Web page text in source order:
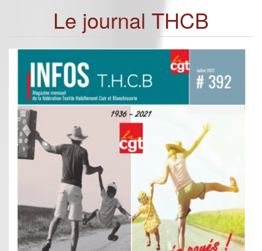
Le journal THCB